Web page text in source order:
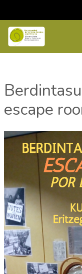
escape